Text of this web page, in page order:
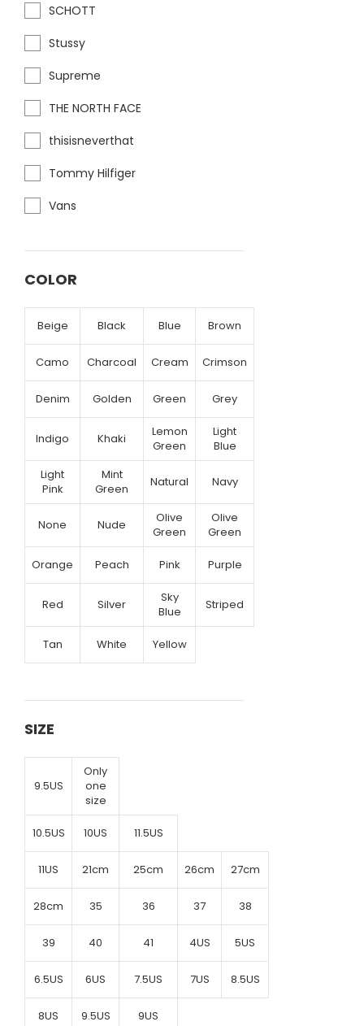
SCHOTT
Stussy
Supreme
THE NORTH FACE
thisisneverthat
Tommy Hilfiger
Vans
COLOR
Beige Black Blue Brown
Camo Charcoal Cream Crimson
Denim Golden Green Grey
Indigo Khaki
Lemon
Green
Light
Blue
Light
Pink
Mint
Green
Natural Navy
None Nude
Olive
Green
Olive
Green
Orange Peach Pink Purple
Red Silver
Sky
Blue
Striped
Tan White Yellow
SIZE
9.5US
Only
one
size
10.5US 10US 11.5US
11US 21cm 25cm 26cm 27cm
28cm 35 36 37 38
39 40 41 4US 5US
6.5US 6US 7.5US 7US 8.5US
8US 9.5US 9US